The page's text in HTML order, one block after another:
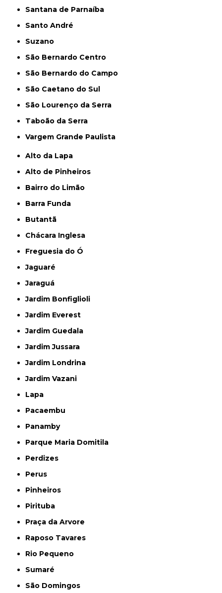
Santana de Parnaíba
Santo André
Suzano
São Bernardo Centro
São Bernardo do Campo
São Caetano do Sul
São Lourenço da Serra
Taboão da Serra
Vargem Grande Paulista
Alto da Lapa
Alto de Pinheiros
Bairro do Limão
Barra Funda
Butantã
Chácara Inglesa
Freguesia do Ó
Jaguaré
Jaraguá
Jardim Bonfiglioli
Jardim Everest
Jardim Guedala
Jardim Jussara
Jardim Londrina
Jardim Vazani
Lapa
Pacaembu
Panamby
Parque Maria Domitila
Perdizes
Perus
Pinheiros
Pirituba
Praça da Arvore
Raposo Tavares
Rio Pequeno
Sumaré
São Domingos